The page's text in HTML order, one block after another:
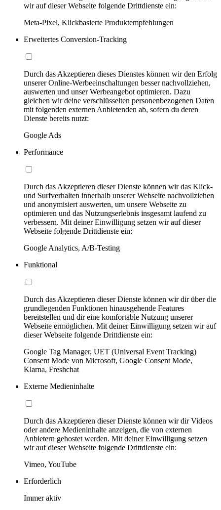
wir auf dieser Webseite folgende Drittdienste ein:
Meta-Pixel, Klickbasierte Produktempfehlungen
Erweitertes Conversion-Tracking
Durch das Akzeptieren dieses Dienstes können wir den Erfolg
unserer Online-Werbeeinschaltungen besser nachvollziehen,
auswerten und unser Werbeangebot optimieren. Dazu
gleichen wir deine verschlüsselten personenbezogenen Daten
mit folgenden externen Anbietenden ab, sofern du deren
Dienste bereits nutzt:
Google Ads
Performance
Durch das Akzeptieren dieser Dienste können wir das Klick-
und Surfverhalten innerhalb unserer Webseite nachvollziehen
und anonymisiert auswerten, um unsere Webseite zu
optimieren und das Nutzungserlebnis insgesamt laufend zu
verbessern. Mit deiner Einwilligung setzen wir auf dieser
Webseite folgende Drittdienste ein:
Google Analytics, A/B-Testing
Funktional
Durch das Akzeptieren dieser Dienste können wir dir über die
grundlegenden Funktionen hinausgehende Features
bereitstellen und dir eine komfortable Nutzung unserer
Webseite ermöglichen. Mit deiner Einwilligung setzen wir auf
dieser Webseite folgende Drittdienste ein:
Google Tag Manager, UET (Universal Event Tracking)
Consent Mode von Microsoft, Google Consent Mode,
Klarna, Freshchat
Externe Medieninhalte
Durch das Akzeptieren dieser Dienste können wir dir Videos
oder andere Medieninhalte anzeigen, die von externen
Anbietern gehostet werden. Mit deiner Einwilligung setzen
wir auf dieser Webseite folgende Drittdienste ein:
Vimeo, YouTube
Erforderlich
Immer aktiv